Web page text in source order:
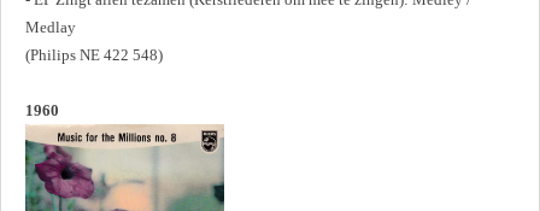
Medlay
(Philips NE 422 548)
1960